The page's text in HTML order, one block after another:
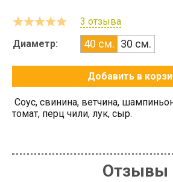
3 отзыва
Диаметр:
40 см. 30 см.
Добавить в
Соус, свинина, ветчина,
томат, перц чили, лук, сыр.
Отзывы